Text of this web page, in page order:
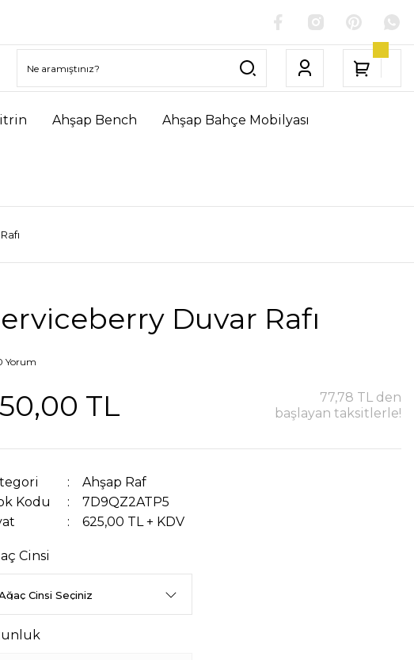
Ahşap Bench Ahşap Bahçe Mobilyası
Duvar Rafı
Yorum
TL
77,78 TL den
başlayan taksitlerle!
Ahşap Raf
Kodu
7D9QZ2ATP5
625,00 TL + KDV
Cinsi